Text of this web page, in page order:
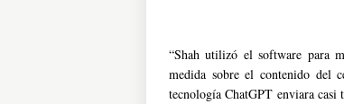
“Shah utilizó el software para
medida sobre el contenido del
tecnología ChatGPT enviara casi